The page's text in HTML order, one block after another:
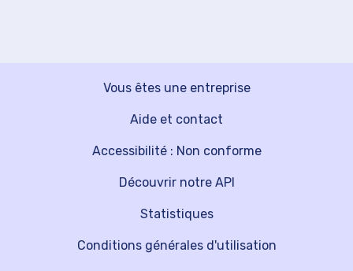
Vous êtes une entreprise
Découvrir notre API
Aide et contact
Statistiques
Accessibilité : Non conforme
Conditions générales d'utilisation